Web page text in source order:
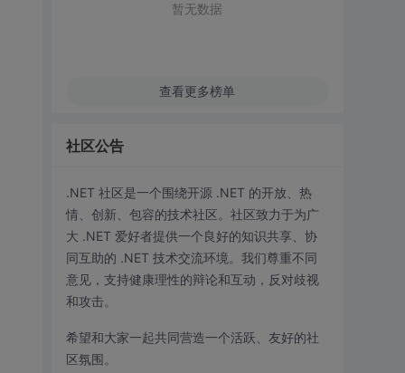
暂无数据
查看更多榜单
社区公告
.NET 社区是一个围绕开源 .NET 的开放、热
情、创新、包容的技术社区。社区致力于为广
大 .NET 爱好者提供一个良好的知识共享、协
同互助的 .NET 技术交流环境。我们尊重不同
意见，支持健康理性的辩论和互动，反对歧视
和攻击。
希望和大家一起共同营造一个活跃、友好的社
区氛围。